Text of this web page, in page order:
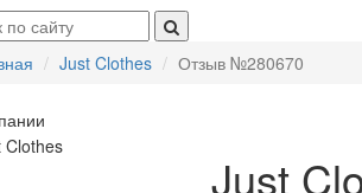
Just Clothes Отзыв №280670
Just